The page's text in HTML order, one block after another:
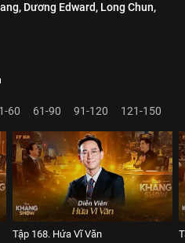
Dương Edward, Long Chun,
60 61-90 91-120 121-150
Tập 168. Hứa Vĩ Văn